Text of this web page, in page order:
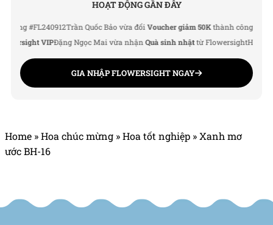
HOẠT ĐỘNG GẦN ĐÂY
#FL240912Trần Quốc Bảo vừa đổiVoucher giảm 50Kthành côngLê Thu Hà
VIPĐặng Ngọc Mai vừa nhậnQuà sinh nhậttừ FlowersightHoàng Đức
GIA NHẬP FLOWERSIGHT NGAY
Home »Hoa chúc mừng »Hoa tốt nghiệp »Xanh mơ
ước BH-16